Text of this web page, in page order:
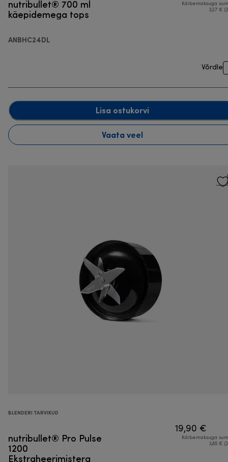
nutribullet® 700 ml
käepidemega tops
ANBHC24DL
Käibemaksuga
3,27 €
Võrdle
Lisa ostukorvi
Vaata veel
BLENDERI TARVIKUD
nutribullet® Pro Pulse
1200
Ekstraheerimistera
19,90 €
Käibemaksuga
3,85 €